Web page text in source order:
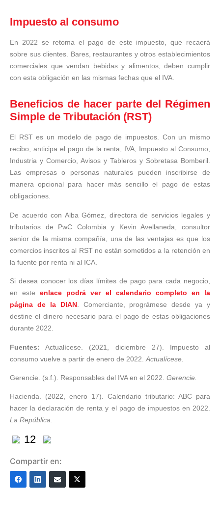
Impuesto al consumo
En 2022 se retoma el pago de este impuesto, que recaerá
sobre sus clientes. Bares, restaurantes y otros establecimientos
comerciales que vendan bebidas y alimentos, deben cumplir
con esta obligación en las mismas fechas que el IVA.
Beneficios de hacer parte del Régimen
Simple de Tributación (RST)
El RST es un modelo de pago de impuestos. Con un mismo
recibo, anticipa el pago de la renta, IVA, Impuesto al Consumo,
Industria y Comercio, Avisos y Tableros y Sobretasa Bomberil.
Las empresas o personas naturales pueden inscribirse de
manera opcional para hacer más sencillo el pago de estas
obligaciones.
De acuerdo con Alba Gómez, directora de servicios legales y
tributarios de PwC Colombia y Kevin Avellaneda, consultor
senior de la misma compañía, una de las ventajas es que los
comercios inscritos al RST no están sometidos a la retención en
la fuente por renta ni al ICA.
Si desea conocer los días límites de pago para cada negocio,
en esteenlace podrá ver el calendario completo en la
página de la DIAN. Comerciante, prográmese desde ya y
destine el dinero necesario para el pago de estas obligaciones
durante 2022.
Fuentes: Actualícese. (2021, diciembre 27). Impuesto al
consumo vuelve a partir de enero de 2022. Actualícese.
Gerencie. (s.f.). Responsables del IVA en el 2022. Gerencie.
Hacienda. (2022, enero 17). Calendario tributario: ABC para
hacer la declaración de renta y el pago de impuestos en 2022.
La República.
12
Compartir en: